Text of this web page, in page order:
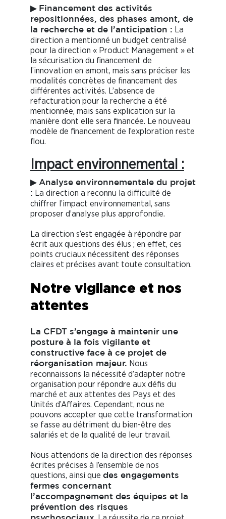
▶ Financement des activités
repositionnées, des phases amont, de
la recherche et de l’anticipation : La
direction a mentionné un budget centralisé
pour la direction « Product Management » et
la sécurisation du financement de
l’innovation en amont, mais sans préciser les
modalités concrètes de financement des
différentes activités. L’absence de
refacturation pour la recherche a été
mentionnée, mais sans explication sur la
manière dont elle sera financée. Le nouveau
modèle de financement de l’exploration reste
flou.
Impact environnemental :
▶ Analyse environnementale du projet
: La direction a reconnu la difficulté de
chiffrer l’impact environnemental, sans
proposer d’analyse plus approfondie.
La direction s’est engagée à répondre par
écrit aux questions des élus ; en effet, ces
points cruciaux nécessitent des réponses
claires et précises avant toute consultation.
Notre vigilance et nos
attentes
La CFDT s’engage à maintenir une
posture à la fois vigilante et
constructive face à ce projet de
réorganisation majeur. Nous
reconnaissons la nécessité d’adapter notre
organisation pour répondre aux défis du
marché et aux attentes des Pays et des
Unités d’Affaires. Cependant, nous ne
pouvons accepter que cette transformation
se fasse au détriment du bien-être des
salariés et de la qualité de leur travail.
Nous attendons de la direction des réponses
écrites précises à l’ensemble de nos
questions, ainsi que des engagements
fermes concernant
l’accompagnement des équipes et la
prévention des risques